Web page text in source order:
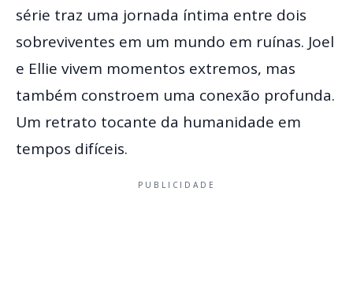
série traz uma jornada íntima entre dois
sobreviventes em um mundo em ruínas. Joel
e Ellie vivem momentos extremos, mas
também constroem uma conexão profunda.
Um retrato tocante da humanidade em
tempos difíceis.
PUBLICIDADE